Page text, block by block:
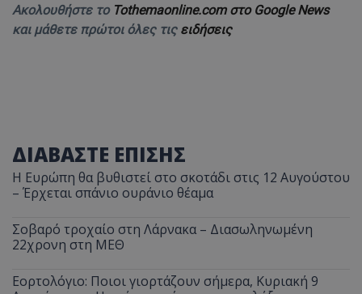
Ακολουθήστε το Tothemaonline.com στο Google News
και μάθετε πρώτοι όλες τις ειδήσεις
ΔΙΑΒΑΣΤΕ ΕΠΙΣΗΣ
Η Ευρώπη θα βυθιστεί στο σκοτάδι στις 12 Αυγούστου
– Έρχεται σπάνιο ουράνιο θέαμα
Σοβαρό τροχαίο στη Λάρνακα – Διασωληνωμένη
22χρονη στη ΜΕΘ
Εορτολόγιο: Ποιοι γιορτάζουν σήμερα, Κυριακή 9